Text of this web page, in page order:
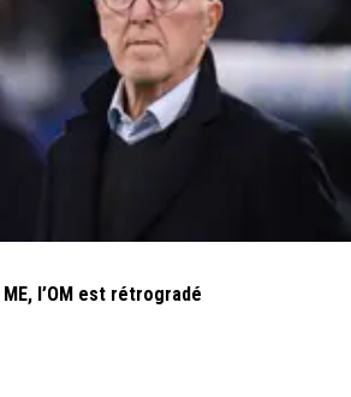
l’OM est rétrogradé